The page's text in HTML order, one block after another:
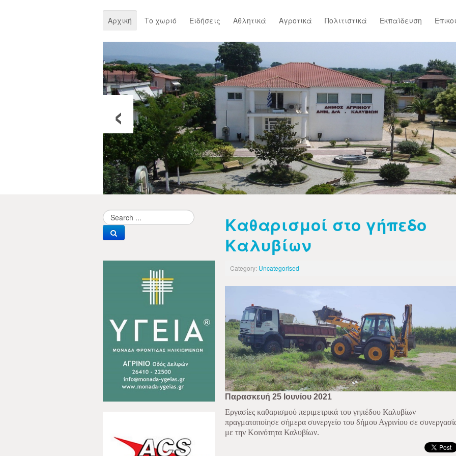
Αρχική Το χωριό Ειδήσεις Αθλητικά Αγροτικά Πολιτιστικά Εκπαίδευση
‹
Καθαρισμοί στο γήπεδο
Καλυβίων
Category: Uncategorised
Παρασκευή 25 Ιουνίου 2021
Εργασίες καθαρισμού περιμετρικά του γηπέδου Καλυβίων
πραγματοποίησε σήμερα συνεργείο του δήμου Αγρινίου σε
με την Κοινότητα Καλυβίων.